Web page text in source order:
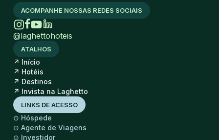
ACOMPANHE NOSSAS REDES SOCIAIS
@laghettohoteis
ATALHOS
↗ Início
↗ Hotéis
↗ Destinos
↗ Invista na Laghetto
LINKS DE ACESSO
⊙ Hóspede
⊙ Agente de Viagens
⊙ Investidor